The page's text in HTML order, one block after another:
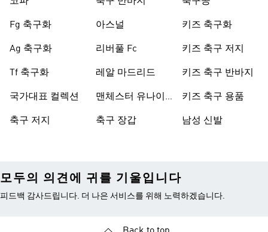
Fg 축구화
Ag 축구화
Tf 축구화
국가대표 컬렉션
축구 저지
아스널
리버풀 Fc
레알 마드리드
맨체스터 유나이
축구 장갑
키즈 축구화
키즈 축구 저지
키즈 축구 반바지
키즈 축구 용품
남성 신발
모두의 의견에 귀를 기울입니다
피드백 감사드립니다. 더 나은 서비스를 위해 노력하겠습니다.